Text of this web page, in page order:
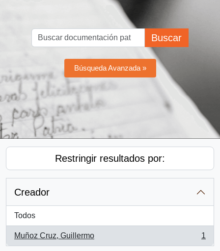
Buscar
Búsqueda Avanzada »
Restringir resultados por:
Creador
Todos
Muñoz Cruz, Guillermo
, 1 resultados
1